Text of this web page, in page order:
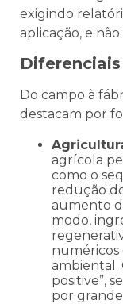
exigindo
aplicação, e não
Do campo à
destacam por
agrícola
como o
redução
aumento
modo,
ambiental.
positive”,
por